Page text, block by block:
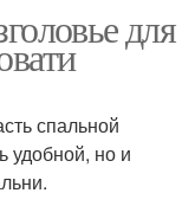
для
спальной
удобной, но и